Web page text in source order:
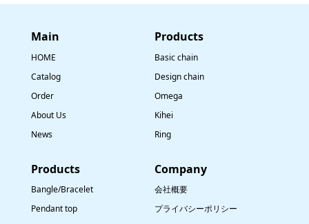
Main
HOME
Catalog
Order
About Us
News
​Products
Basic chain
Design chain
Omega
Kihei
Ring
​Products
Bangle/Bracelet
Pendant top
Company
会社概要
プライバシーポリシー